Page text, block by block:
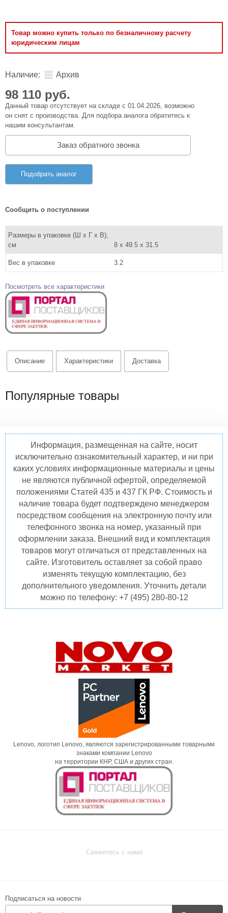
Товар можно купить только по безналичному расчету
юридическим лицам
Наличие: Архив
98 110 руб.
Данный товар отсутствует на складе с 01.04.2026, возможно
он снят с производства. Для подбора аналога обратитесь к
нашим консультантам.
Заказ обратного звонка
Подобрать аналог
Сообщить о поступлении
Размеры в упаковке (Ш x Г x В),
см
8 x 49.5 x 31.5
Вес в упаковке 3.2
Посмотреть все характеристики
Описание Характеристики Доставка
Популярные товары
Информация, размещенная на сайте, носит
исключительно ознакомительный характер, и ни при
каких условиях информационные материалы и цены
не являются публичной офертой, определяемой
положениями Статей 435 и 437 ГК РФ. Стоимость и
наличие товара будет подтверждено менеджером
посредством сообщения на электронную почту или
телефонного звонка на номер, указанный при
оформлении заказа. Внешний вид и комплектация
товаров могут отличаться от представленных на
сайте. Изготовитель оставляет за собой право
изменять текущую комплектацию, без
дополнительного уведомления. Уточнить детали
можно по телефону: +7 (495) 280-80-12
Lenovo, логотип Lenovo, являются зарегистрированными товарными
знаками компании Lenovo
на территории КНР, США и других стран.
Свяжитесь с нами
Подписаться на новости